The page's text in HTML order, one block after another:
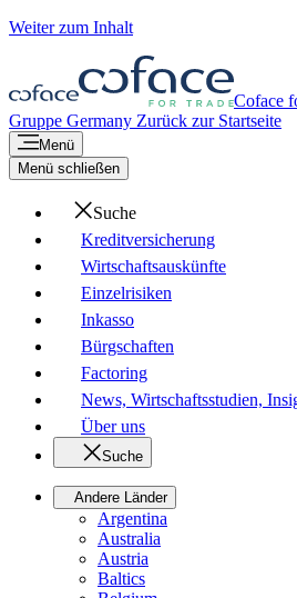
Weiter zum Inhalt
Coface
Gruppe Germany Zurück zur Startseite
Menü
Menü schließen
Suche
Kreditversicherung
Wirtschaftsauskünfte
Einzelrisiken
Inkasso
Bürgschaften
Factoring
News, Wirtschaftsstudien,
Über uns
Suche
Andere Länder
Argentina
Australia
Austria
Baltics